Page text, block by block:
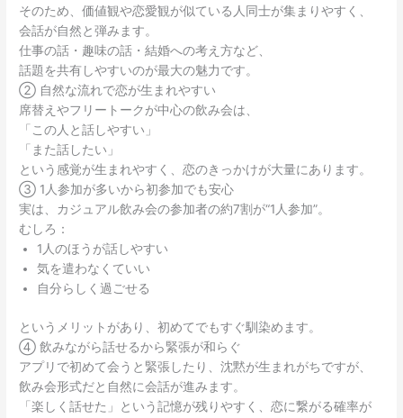
そのため、価値観や恋愛観が似ている人同士が集まりやすく、
会話が自然と弾みます。
仕事の話・趣味の話・結婚への考え方など、
話題を共有しやすいのが最大の魅力です。
② 自然な流れで恋が生まれやすい
席替えやフリートークが中心の飲み会は、
「この人と話しやすい」
「また話したい」
という感覚が生まれやすく、恋のきっかけが大量にあります。
③ 1人参加が多いから初参加でも安心
実は、カジュアル飲み会の参加者の約7割が“1人参加”。
むしろ：
1人のほうが話しやすい
気を遣わなくていい
自分らしく過ごせる
というメリットがあり、初めてでもすぐ馴染めます。
④ 飲みながら話せるから緊張が和らぐ
アプリで初めて会うと緊張したり、沈黙が生まれがちですが、
飲み会形式だと自然に会話が進みます。
「楽しく話せた」という記憶が残りやすく、恋に繋がる確率が